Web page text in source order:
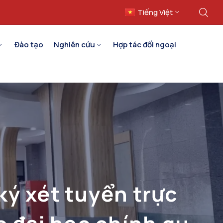
Tiếng Việt
English
Đào tạo Nghiên cứu
Hợp tác đối ngoại
xét tuyển trực